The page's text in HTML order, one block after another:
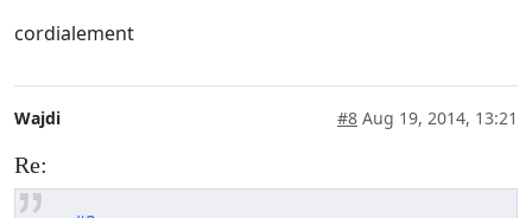
cordialement
Wajdi #8 Aug 19, 2014, 13:21
Re: